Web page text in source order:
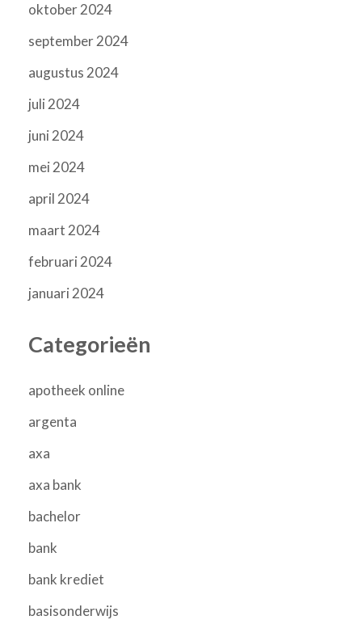
oktober 2024
september 2024
augustus 2024
juli 2024
juni 2024
mei 2024
april 2024
maart 2024
februari 2024
januari 2024
Categorieën
apotheek online
argenta
axa
axa bank
bachelor
bank
bank krediet
basisonderwijs